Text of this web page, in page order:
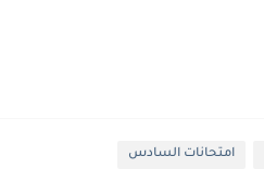
امتحانات السادس